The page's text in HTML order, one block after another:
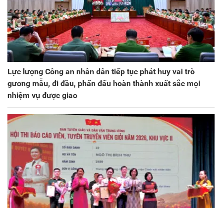
Lực lượng Công an nhân dân tiếp tục phát huy vai trò
gương mẫu, đi đầu, phấn đấu hoàn thành xuất sắc mọi
nhiệm vụ được giao